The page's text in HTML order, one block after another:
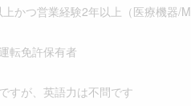
つ営業経験2年以上（医療機器/
転免許保有者
すが、英語力は不問です